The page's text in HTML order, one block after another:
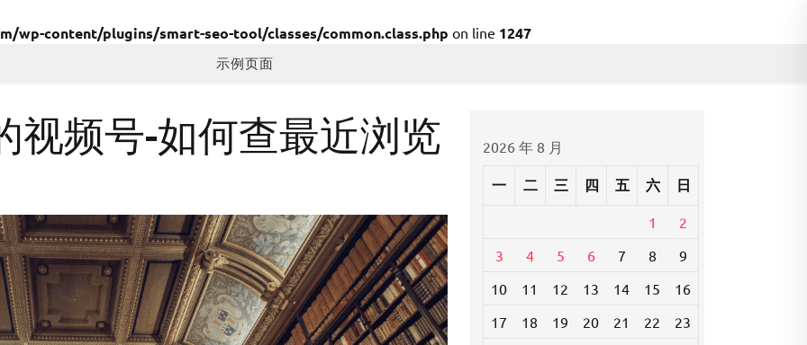
wp-content/plugins/smart-seo-tool/classes/common.class.php on line 1247
示例页面
视频号-如何查最近浏览
2026 年 8 月
一 二 三 四 五 六 日
1
2
3
4 5 6 7 8
9
10
11 12 13 14 15
16
17
18 19 20 21 22
23